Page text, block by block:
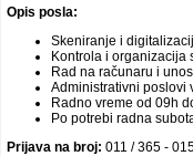
Opis posla:
Skeniranje i
Kontrola i organizacija
Rad na računaru i
Administrativni poslovi
Radno vreme od 09h
Po potrebi radna
Prijava na broj: 011 / 365 -